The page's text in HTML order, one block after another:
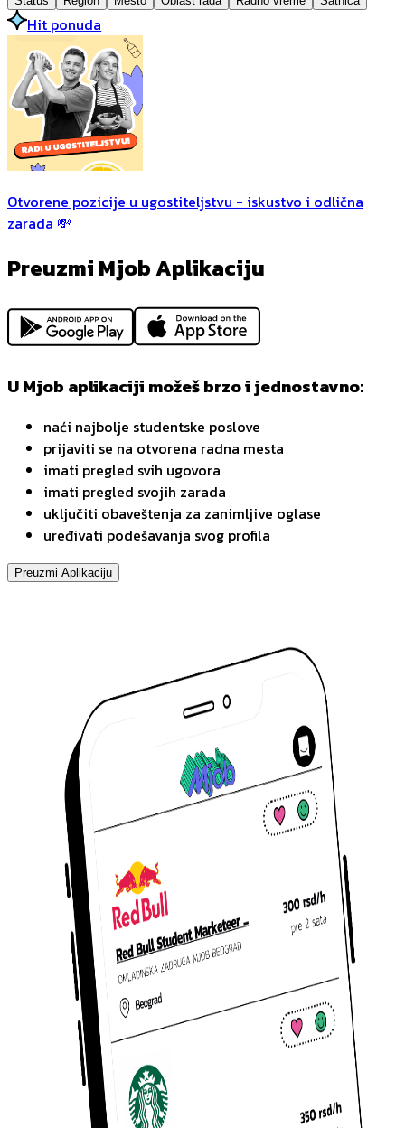
Hit ponuda
Otvorene pozicije u ugostiteljstvu - iskustvo i odlična
zarada 💸
Preuzmi Mjob Aplikaciju
U Mjob aplikaciji možeš brzo i jednostavno:
naći najbolje studentske poslove
prijaviti se na otvorena radna mesta
imati pregled svih ugovora
imati pregled svojih zarada
uključiti obaveštenja za zanimljive oglase
uređivati podešavanja svog profila
Preuzmi Aplikaciju